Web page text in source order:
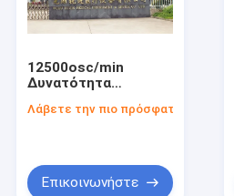
12500osc/min
Δυνατότητα
Ηλεκτρικό Γύψο Είδη
Λάβετε την πιο πρόσφατη τιμή
Επικοινωνήστε